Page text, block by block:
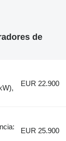
de
EUR 22.900
EUR 25.900